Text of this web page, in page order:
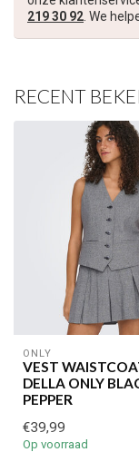
219 30 92. We
RECENT
ONLY
VEST
DELLA ONLY
PEPPER
€39,99
Op voorraad